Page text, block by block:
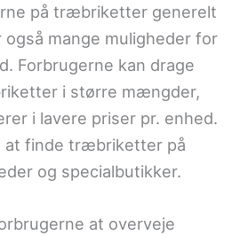
på træbriketter generelt
også mange muligheder for
Forbrugerne kan drage
i større mængder,
i lavere priser pr. enhed.
at finde træbriketter på
og specialbutikker.
at overveje